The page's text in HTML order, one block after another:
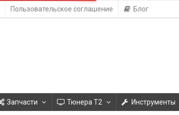
Пользовательское соглашение Блог
Запчасти Тюнера T2 Инструменты